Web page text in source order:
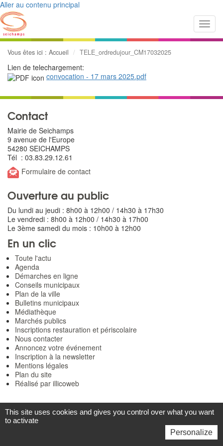
Aller au contenu principal
Vous êtes ici : Accueil TELE_ordredujour_CM17032025
Lien de telechargement:
convocation - 17 mars 2025.pdf
Contact
Mairie de Seichamps
9 avenue de l'Europe
54280 SEICHAMPS
Tél : 03.83.29.12.61
Formulaire de contact
Ouverture au public
Du lundi au jeudi : 8h00 à 12h00 / 14h30 à 17h30
Le vendredi : 8h00 à 12h00 / 14h30 à 17h00
Le 3ème samedi du mois : 10h00 à 12h00
En un clic
Toute l'actu
Agenda
Démarches en ligne
Conseils municipaux
Plan de la ville
Bulletins municipaux
Médiathèque
Marchés publics
Inscriptions restauration et périscolaire
Nous contacter
Annoncez votre événement
Inscription à la newsletter
Mentions légales
Plan du site
Réalisé par illicoweb
This site uses cookies and gives you control over what you want
to activate
Personalize